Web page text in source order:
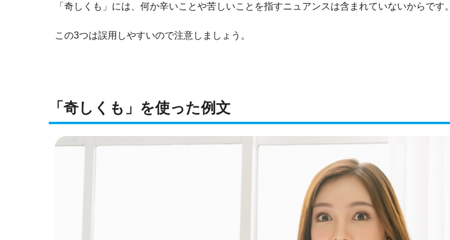
「奇しくも」には、何か辛いことや苦しいことを指すニュアンスは含まれていないからです。
この3つは誤用しやすいので注意しましょう。
「奇しくも」を使った例文